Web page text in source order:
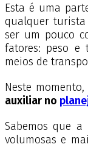
Esta é uma
qualquer turista
ser um pouco
fatores: peso e
meios de
Neste momento,
auxiliar no
Sabemos que
volumosas e